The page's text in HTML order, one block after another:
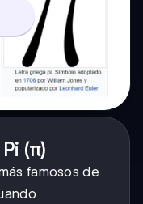
(π)
famosos de